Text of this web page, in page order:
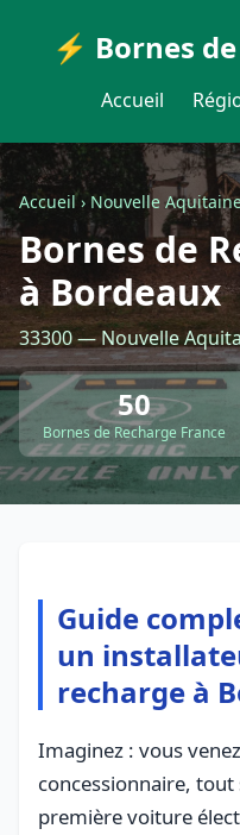
⚡ Bornes
Accueil
Accueil›Nouvelle
Bornes de
à Bordeaux
33300 — Nouvelle
50
Bornes de Recharge France
Guide
un
recharge à
Imaginez : vous
concessionnaire,
première voiture